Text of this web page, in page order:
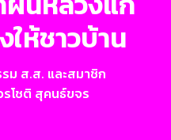
ห้ชาวบ้าน
ม ส.ส. และสมาชิก
โชติ สุคนธ์ขจร